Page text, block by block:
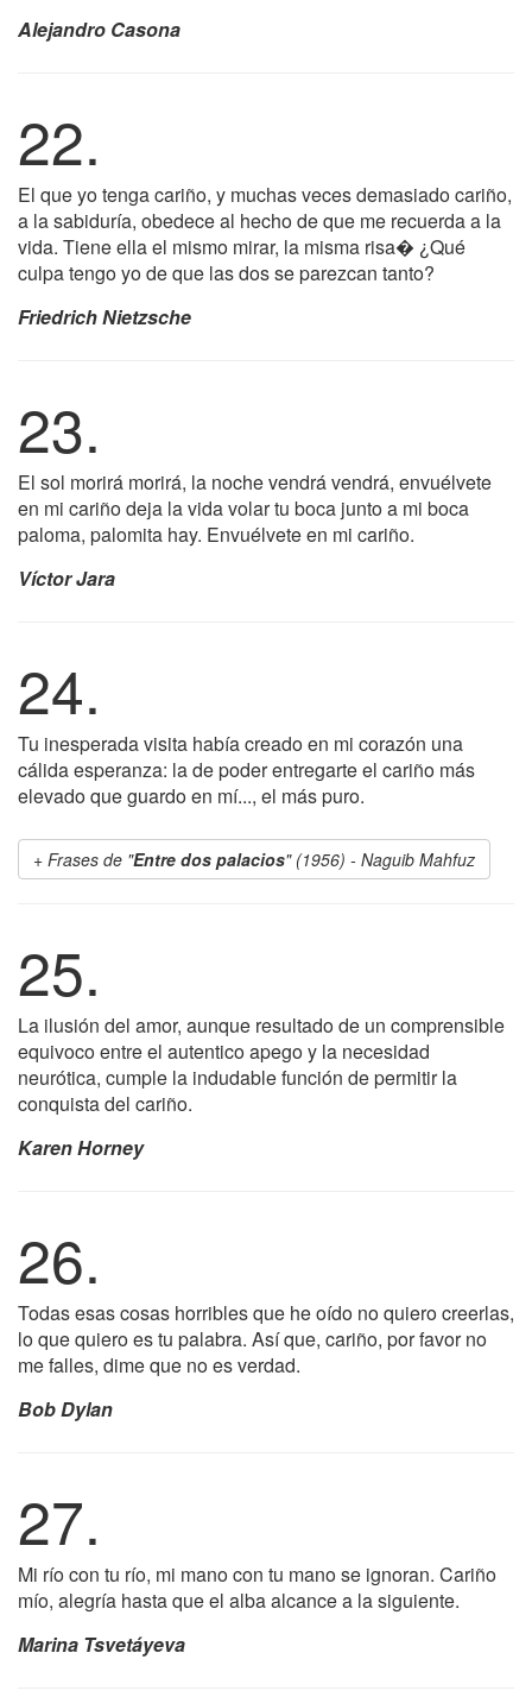
Alejandro Casona
22.
El que yo tenga cariño, y muchas veces demasiado cariño,
a la sabiduría, obedece al hecho de que me recuerda a la
vida. Tiene ella el mismo mirar, la misma risa� ¿Qué
culpa tengo yo de que las dos se parezcan tanto?
Friedrich Nietzsche
23.
El sol morirá morirá, la noche vendrá vendrá, envuélvete
en mi cariño deja la vida volar tu boca junto a mi boca
paloma, palomita hay. Envuélvete en mi cariño.
Víctor Jara
24.
Tu inesperada visita había creado en mi corazón una
cálida esperanza: la de poder entregarte el cariño más
elevado que guardo en mí..., el más puro.
Frases de "Entre dos palacios" (1956) - Naguib Mahfuz
25.
La ilusión del amor, aunque resultado de un comprensible
equivoco entre el autentico apego y la necesidad
neurótica, cumple la indudable función de permitir la
conquista del cariño.
Karen Horney
26.
Todas esas cosas horribles que he oído no quiero creerlas,
lo que quiero es tu palabra. Así que, cariño, por favor no
me falles, dime que no es verdad.
Bob Dylan
27.
Mi río con tu río, mi mano con tu mano se ignoran. Cariño
mío, alegría hasta que el alba alcance a la siguiente.
Marina Tsvetáyeva